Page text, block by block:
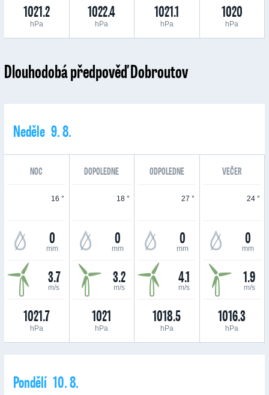
1021.2
hPa
1022.4
hPa
1021.1
hPa
1020
hPa
Dlouhodobá předpověď Dobroutov
Neděle 9. 8.
NOC DOPOLEDNE ODPOLEDNE VEČER
16 °
0
mm
3.7
m/s
1021.7
hPa
18 °
0
mm
3.2
m/s
1021
hPa
27 °
0
mm
4.1
m/s
1018.5
hPa
24 °
0
mm
1.9
m/s
1016.3
hPa
Pondělí 10. 8.